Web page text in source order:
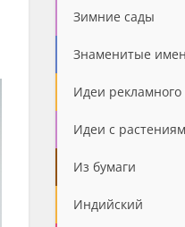
Зимние сады
Знаменитые
Идеи рекламного
Идеи с
Из бумаги
Индийский